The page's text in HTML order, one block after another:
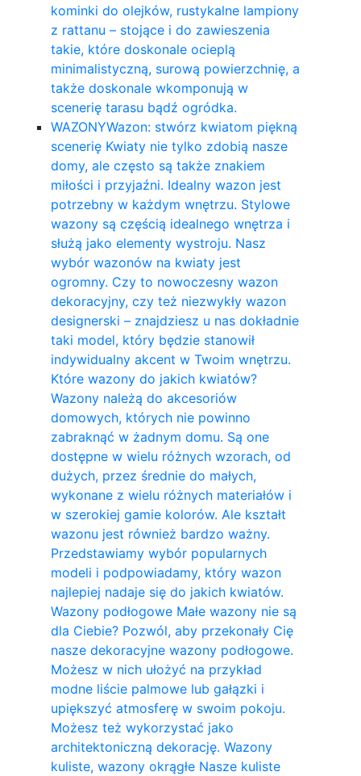
kominki do olejków, rustykalne lampiony
z rattanu – stojące i do zawieszenia
takie, które doskonale ocieplą
minimalistyczną, surową powierzchnię, a
także doskonale wkomponują w
scenerię tarasu bądź ogródka.
WAZONYWazon: stwórz kwiatom piękną
scenerię Kwiaty nie tylko zdobią nasze
domy, ale często są także znakiem
miłości i przyjaźni. Idealny wazon jest
potrzebny w każdym wnętrzu. Stylowe
wazony są częścią idealnego wnętrza i
służą jako elementy wystroju. Nasz
wybór wazonów na kwiaty jest
ogromny. Czy to nowoczesny wazon
dekoracyjny, czy też niezwykły wazon
designerski – znajdziesz u nas dokładnie
taki model, który będzie stanowił
indywidualny akcent w Twoim wnętrzu.
Które wazony do jakich kwiatów?
Wazony należą do akcesoriów
domowych, których nie powinno
zabraknąć w żadnym domu. Są one
dostępne w wielu różnych wzorach, od
dużych, przez średnie do małych,
wykonane z wielu różnych materiałów i
w szerokiej gamie kolorów. Ale kształt
wazonu jest również bardzo ważny.
Przedstawiamy wybór popularnych
modeli i podpowiadamy, który wazon
najlepiej nadaje się do jakich kwiatów.
Wazony podłogowe Małe wazony nie są
dla Ciebie? Pozwól, aby przekonały Cię
nasze dekoracyjne wazony podłogowe.
Możesz w nich ułożyć na przykład
modne liście palmowe lub gałązki i
upiększyć atmosferę w swoim pokoju.
Możesz też wykorzystać jako
architektoniczną dekorację. Wazony
kuliste, wazony okrągłe Nasze kuliste